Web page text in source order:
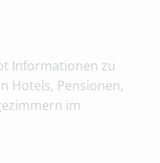
Informationen zu
Hotels, Pensionen,
im